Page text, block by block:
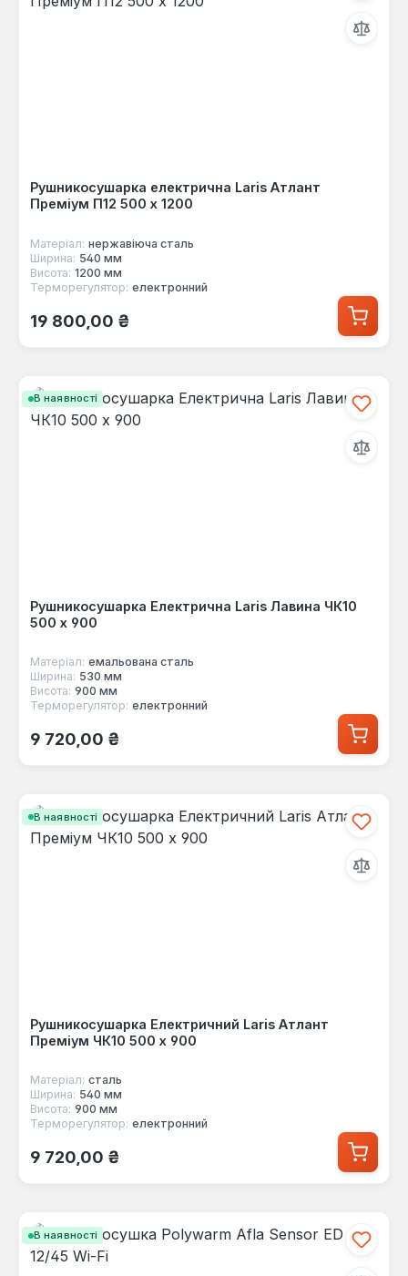
Рушникосушарка електрична Laris Атлант
Преміум П12 500 х 1200
Матеріал: нержавіюча сталь
Ширина: 540 мм
Висота: 1200 мм
Терморегулятор: електронний
Звичайна ціна:
19 800,00 ₴
В наявності
Рушникосушарка Електрична Laris Лавина ЧК10
500 х 900
Матеріал: емальована сталь
Ширина: 530 мм
Висота: 900 мм
Терморегулятор: електронний
Звичайна ціна:
9 720,00 ₴
В наявності
Рушникосушарка Електричний Laris Атлант
Преміум ЧК10 500 х 900
Матеріал: сталь
Ширина: 540 мм
Висота: 900 мм
Терморегулятор: електронний
Звичайна ціна:
9 720,00 ₴
В наявності